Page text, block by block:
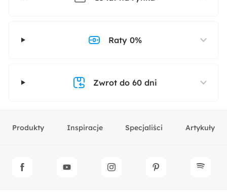
Raty 0%
Zwrot do 60 dni
Produkty Inspiracje Specjaliści Artykuły